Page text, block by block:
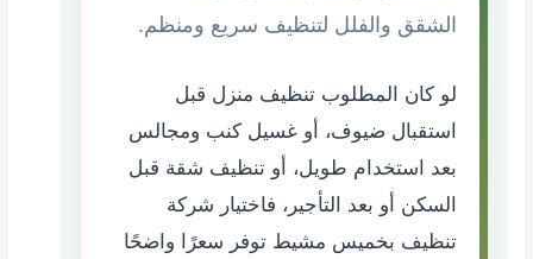
الشقق والفلل لتنظيف سريع ومنظم.
لو كان المطلوب تنظيف منزل قبل
استقبال ضيوف، أو غسيل كنب ومجالس
بعد استخدام طويل، أو تنظيف شقة قبل
السكن أو بعد التأجير، فاختيار شركة
تنظيف بخميس مشيط توفر سعرًا واضحًا